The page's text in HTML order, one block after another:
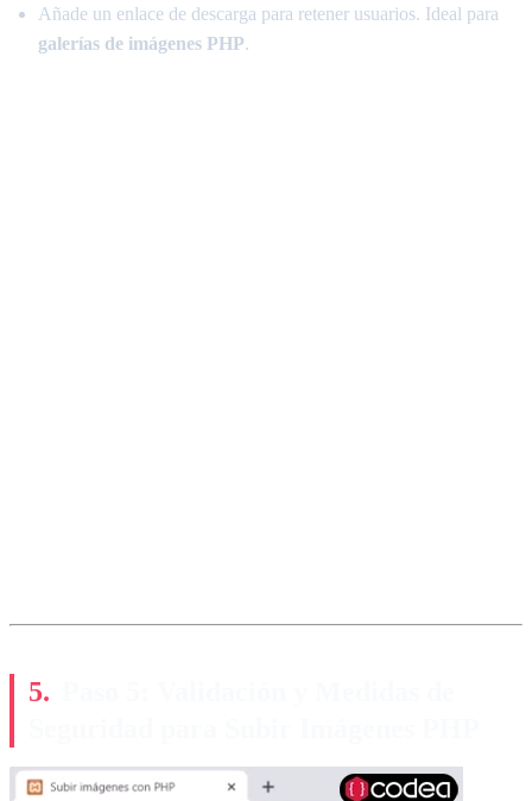
Añade un enlace de descarga para retener usuarios. Ideal para
galerías de imágenes PHP.